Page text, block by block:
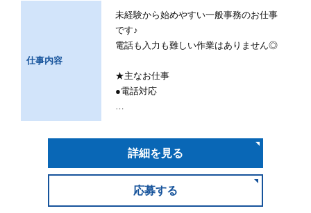
仕事内容
未経験から始めやすい一般事務のお仕事
です♪
電話も入力も難しい作業はありません◎
★主なお仕事
●電話対応
詳細を見る
応募する